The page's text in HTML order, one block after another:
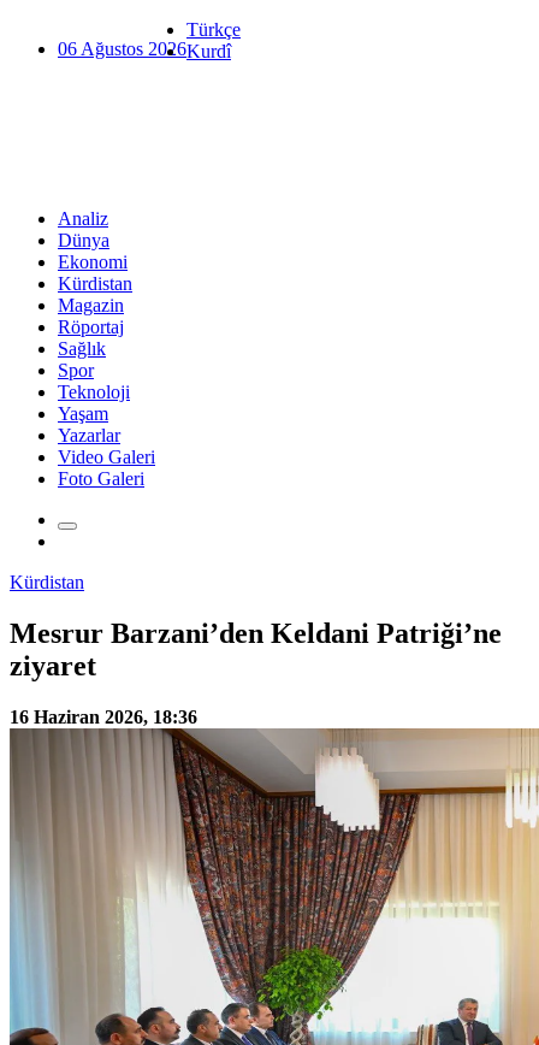
06 Ağustos 2026
Türkçe
Kurdî
Analiz
Dünya
Ekonomi
Kürdistan
Magazin
Röportaj
Sağlık
Spor
Teknoloji
Yaşam
Yazarlar
Video Galeri
Foto Galeri
Kürdistan
Mesrur Barzani’den Keldani Patriği’ne
ziyaret
16 Haziran 2026, 18:36